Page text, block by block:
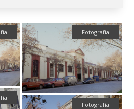
Fotografía
Fotografía